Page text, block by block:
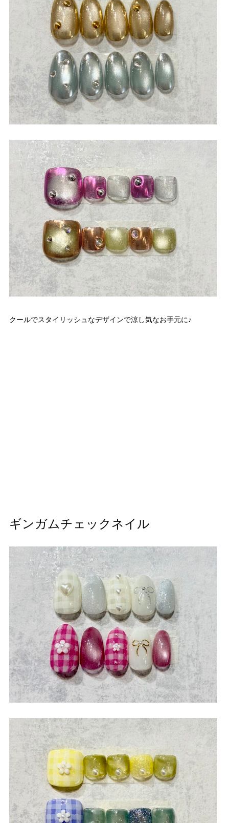
クールでスタイリッシュなデザインで涼し気なお手元に♪
ギンガムチェックネイル